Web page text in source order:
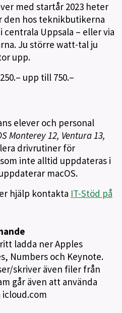
med startår 2023 heter
den hos teknikbutikerna
centrala Uppsala – eller via
Ju större watt-tal ju
upp.
upp till 750.–
elever och personal
Monterey 12, Ventura 13,
drivrutiner för
inte alltid uppdateras i
macOS.
hjälp kontakta IT-Stöd på
ladda ner Apples
Numbers och Keynote.
skriver även filer från
går även att använda